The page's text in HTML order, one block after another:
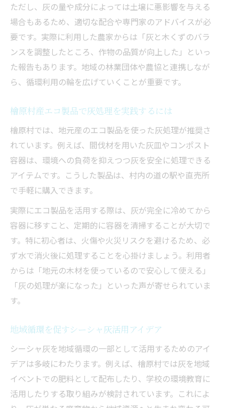
ただし、灰の量や成分によっては土壌に悪影響を与える
場合もあるため、適切な配合や専門家のアドバイスが必
要です。実際に利用した農家からは「灰と木くずのバラ
ンスを調整したところ、作物の品質が向上した」といっ
た報告もあります。地域の林業団体や農協と連携しなが
ら、循環利用の輪を広げていくことが重要です。
檜原村産エコ製品で灰処理を実践するには
檜原村では、地元産のエコ製品を使った灰処理が推奨さ
れています。例えば、間伐材を用いた灰皿やコンポスト
容器は、環境への負荷を抑えつつ灰を安全に処理できる
アイテムです。こうした製品は、村内の道の駅や直売所
で手軽に購入できます。
実際にエコ製品を活用する際は、灰が完全に冷めてから
容器に移すこと、定期的に容器を清掃することが大切で
す。特に初心者は、火傷や火災リスクを避けるため、必
ず水で消火後に処理することを心掛けましょう。利用者
からは「地元の木材を使っているので安心して使える」
「灰の処理が楽になった」といった声が寄せられていま
す。
地域循環を促すシーシャ灰活用アイデア
シーシャ灰を地域循環の一部として活用するためのアイ
デアは多岐にわたります。例えば、檜原村では灰を地域
イベントでの肥料として配布したり、学校の環境教育に
活用したりする取り組みが検討されています。これによ